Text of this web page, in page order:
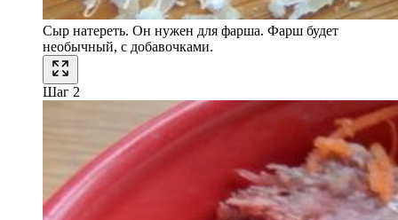
Сыр натереть. Он нужен для фарша. Фарш будет
необычный, с добавочками.
Шаг 2